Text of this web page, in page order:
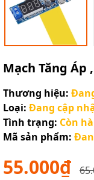
Mạch Tăng Áp
Thương hiệu:
Loại: Đang cập
Tình trạng: Còn
Mã sản phẩm:
55.000₫